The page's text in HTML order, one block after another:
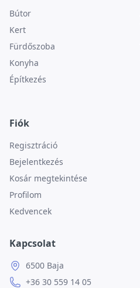
Bútor
Kert
Fürdőszoba
Konyha
Építkezés
Fiók
Regisztráció
Bejelentkezés
Kosár megtekintése
Profilom
Kedvencek
Kapcsolat
6500 Baja
+36 30 559 14 05